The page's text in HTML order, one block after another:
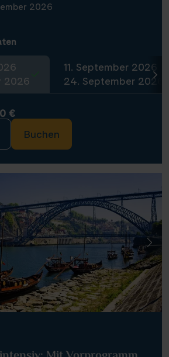
2026
2026
11. September 2026
24. September 2026
€
Buchen